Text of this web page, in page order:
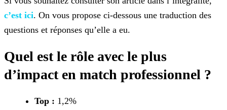
c’est ici. On vous propose ci-dessous une traduction des
questions et réponses qu’elle a eu.
Quel est le rôle avec le plus
d’impact en match professionnel ?
Top : 1,2%